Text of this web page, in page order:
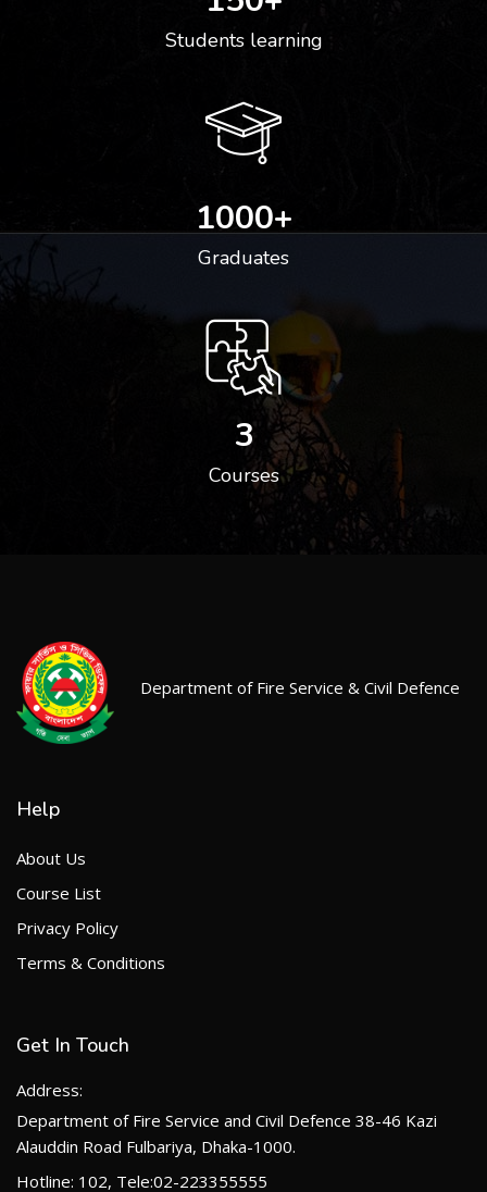
Students learning
1000+
Graduates
3
Courses
Department of Fire Service & Civil Defence
Help
About Us
Course List
Privacy Policy
Terms & Conditions
Get In Touch
Address:
Department of Fire Service and Civil Defence 38-46 Kazi
Alauddin Road Fulbariya, Dhaka-1000.
Hotline: 102, Tele:02-223355555